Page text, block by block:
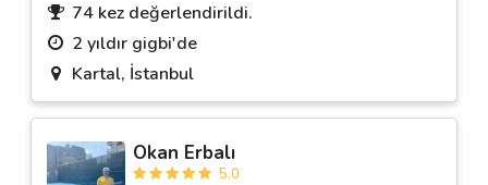
74 kez değerlendirildi.
2 yıldır gigbi'de
Kartal, İstanbul
Okan Erbalı
5.0